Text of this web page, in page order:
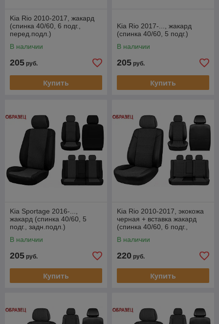
Kia Rio 2010-2017, жакард
(спинка 40/60, 6 подг.,
перед.подл.)
В наличии
205 руб.
Купить
Kia Rio 2017-..., жакард
(спинка 40/60, 5 подг.)
В наличии
205 руб.
Купить
Kia Sportage 2016-...,
жакард (спинка 40/60, 5
подг., задн.подл.)
В наличии
205 руб.
Купить
Kia Rio 2010-2017, экокожа
черная + вставка жакард
(спинка 40/60, 6 подг.,
В наличии
220 руб.
Купить